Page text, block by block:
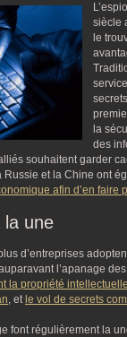
siècle
le
la
des
souhaitent garder
Russie et la Chine ont
afin d’en faire
la une
d’entreprises
l’apanage
la propriété
, et le vol de secrets
font régulièrement la